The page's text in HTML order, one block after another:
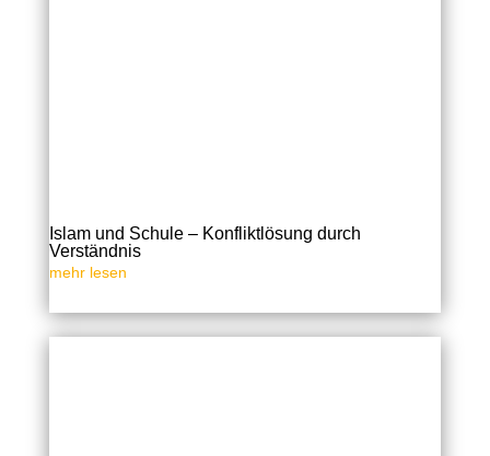
Islam und Schule – Konfliktlösung durch
Verständnis
mehr lesen